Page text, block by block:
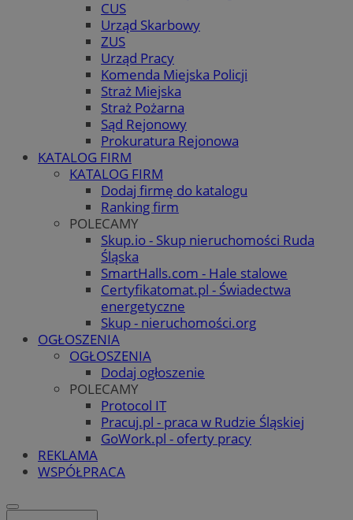
CUS
Urząd Skarbowy
ZUS
Urząd Pracy
Komenda Miejska Policji
Straż Miejska
Straż Pożarna
Sąd Rejonowy
Prokuratura Rejonowa
KATALOG FIRM
KATALOG FIRM
Dodaj firmę do katalogu
Ranking firm
POLECAMY
Skup.io - Skup nieruchomości Ruda
Śląska
SmartHalls.com - Hale stalowe
Certyfikatomat.pl - Świadectwa
energetyczne
Skup - nieruchomości.org
OGŁOSZENIA
OGŁOSZENIA
Dodaj ogłoszenie
POLECAMY
Protocol IT
Pracuj.pl - praca w Rudzie Śląskiej
GoWork.pl - oferty pracy
REKLAMA
WSPÓŁPRACA